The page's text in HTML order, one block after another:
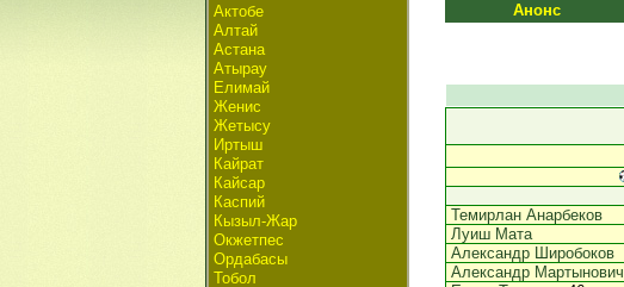
Актобе
Алтай
Астана
Атырау
Елимай
Женис
Жетысу
Иртыш
Кайрат
Кайсар
Каспий
Кызыл-Жар
Окжетпес
Ордабасы
Тобол
Анонс
Темирлан Анарбеков
Луиш Мата
Александр Широбоков
Александр Мартынович